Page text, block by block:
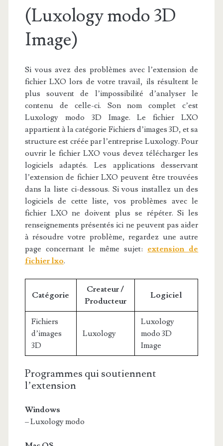
(Luxology modo 3D
Image)
Si vous avez des problèmes avec l’extension de
fichier LXO lors de votre travail, ils résultent le
plus souvent de l’impossibilité d’analyser le
contenu de celle-ci. Son nom complet c’est
Luxology modo 3D Image. Le fichier LXO
appartient à la catégorie Fichiers d’images 3D, et sa
structure est créée par l’entreprise Luxology. Pour
ouvrir le fichier LXO vous devez télécharger les
logiciels adaptés. Les applications desservant
l’extension de fichier LXO peuvent être trouvées
dans la liste ci-dessous. Si vous installez un des
logiciels de cette liste, vos problèmes avec le
fichier LXO ne doivent plus se répéter. Si les
renseignements présentés ici ne peuvent pas aider
à résoudre votre problème, regardez une autre
page concernant le même sujet: extension de
fichier lxo.
Catégorie
Createur /
Producteur
Logiciel
Fichiers
d’images
3D
Luxology
Luxology
modo 3D
Image
Programmes qui soutiennent
l’extension
Windows
– Luxology modo